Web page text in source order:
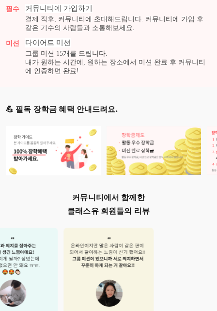
필수 커뮤니티에 가입하기
결제 직후, 커뮤니티에 초대해드립니다. 커뮤니티에 가입 후
같은 기수의 사람들과 소통해보세요.
미션 다이어트 미션
그룹 미션 15개를 드립니다.
내가 원하는 시간에, 원하는 장소에서 미션 완료 후 커뮤니티
에 인증하면 완료!
💪 필독 장학금 혜택 안내드려요.
커뮤니티에서 함께한
클래스유 회원들의 리뷰